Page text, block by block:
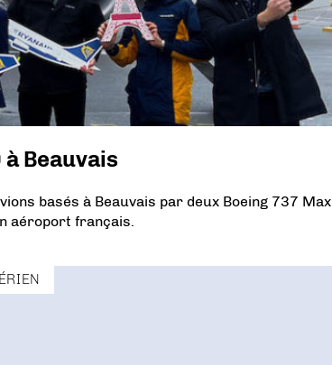
Beauvais
basés à Beauvais par deux Boeing 737 Max
aéroport français.